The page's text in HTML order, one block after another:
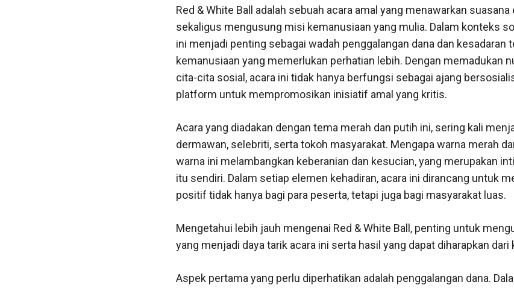
Red & White Ball adalah sebuah acara amal yang menawarkan
sekaligus mengusung misi kemanusiaan yang mulia. Dalam konteks
ini menjadi penting sebagai wadah penggalangan dana dan kesadaran
kemanusiaan yang memerlukan perhatian lebih. Dengan memadukan
cita-cita sosial, acara ini tidak hanya berfungsi sebagai ajang
platform untuk mempromosikan inisiatif amal yang kritis.
Acara yang diadakan dengan tema merah dan putih ini, sering kali
dermawan, selebriti, serta tokoh masyarakat. Mengapa warna merah
warna ini melambangkan keberanian dan kesucian, yang merupakan
itu sendiri. Dalam setiap elemen kehadiran, acara ini dirancang untuk
positif tidak hanya bagi para peserta, tetapi juga bagi masyarakat luas.
Mengetahui lebih jauh mengenai Red & White Ball, penting untuk
yang menjadi daya tarik acara ini serta hasil yang dapat diharapkan
Aspek pertama yang perlu diperhatikan adalah penggalangan dana.